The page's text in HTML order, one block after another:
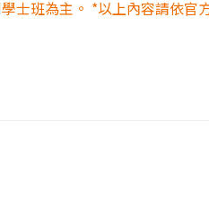
士班為主。 *以上內容請依